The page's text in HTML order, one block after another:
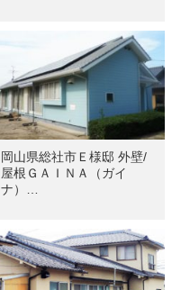
岡山県総社市Ｅ様邸 外壁/
屋根ＧＡＩＮＡ（ガイ
ナ）…